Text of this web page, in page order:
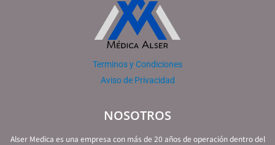
Terminos y Condiciones
Aviso de Privacidad
NOSOTROS
Alser Medica es una empresa con más de 20 años de operación dentro del